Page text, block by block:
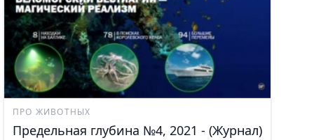
ПРО ЖИВОТНЫХ
Предельная глубина №4, 2021 - (Журнал)